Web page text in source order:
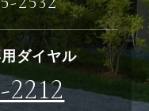
ダイヤル
2212